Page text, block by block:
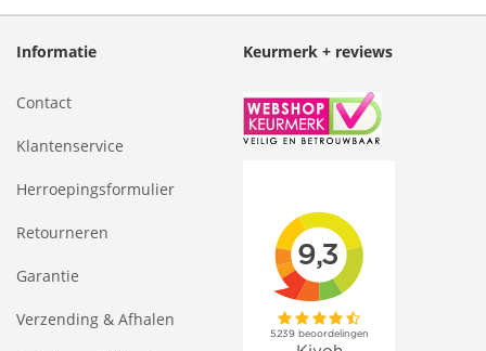
Informatie
Contact
Klantenservice
Herroepingsformulier
Retourneren
Garantie
Verzending & Afhalen
Keurmerk + reviews